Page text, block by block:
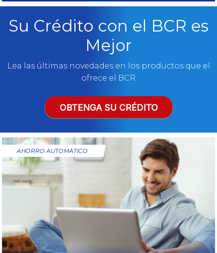
Su Crédito con el BCR es
Mejor
Lea las últimas novedades en los productos que el
ofrece el BCR
OBTENGA SU CRÉDITO
AHORRO AUTOMÁTICO